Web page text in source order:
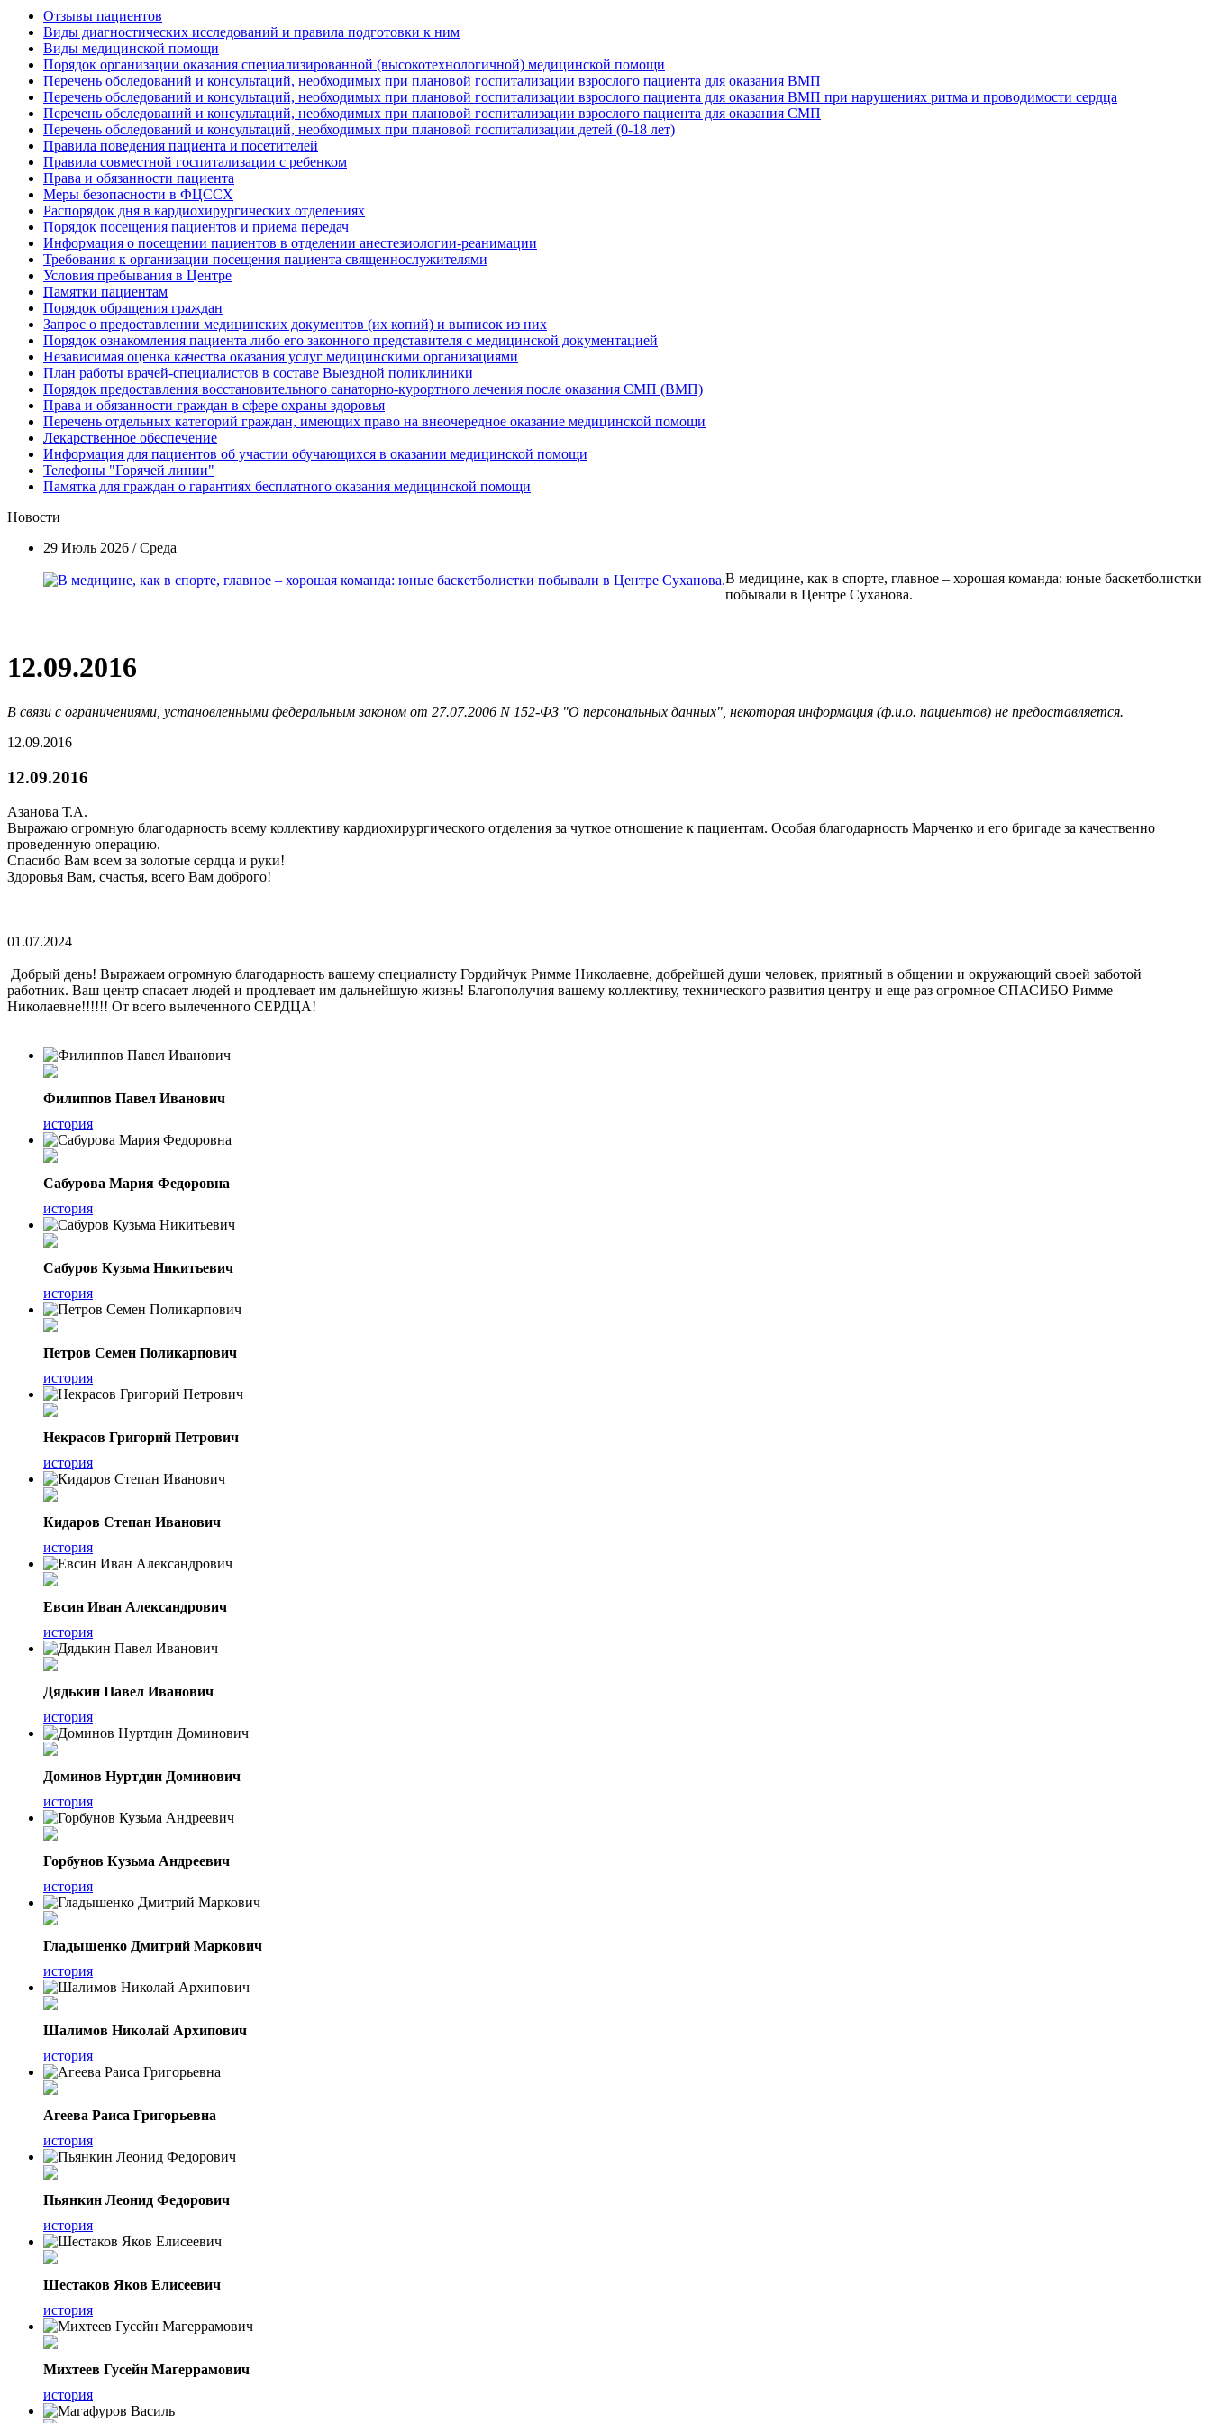
Отзывы пациентов
Виды диагностических исследований и правила подготовки к ним
Виды медицинской помощи
Порядок организации оказания специализированной (высокотехнологичной) медицинской помощи
Перечень обследований и консультаций, необходимых при плановой госпитализации взрослого пациента для оказания ВМП
Перечень обследований и консультаций, необходимых при плановой госпитализации взрослого пациента для оказания ВМП при нарушениях ритма и проводимости сердца
Перечень обследований и консультаций, необходимых при плановой госпитализации взрослого пациента для оказания СМП
Перечень обследований и консультаций, необходимых при плановой госпитализации детей (0-18 лет)
Правила поведения пациента и посетителей
Правила совместной госпитализации с ребенком
Права и обязанности пациента
Меры безопасности в ФЦССХ
Распорядок дня в кардиохирургических отделениях
Порядок посещения пациентов и приема передач
Информация о посещении пациентов в отделении анестезиологии-реанимации
Требования к организации посещения пациента священнослужителями
Условия пребывания в Центре
Памятки пациентам
Порядок обращения граждан
Запрос о предоставлении медицинских документов (их копий) и выписок из них
Порядок ознакомления пациента либо его законного представителя с медицинской документацией
Независимая оценка качества оказания услуг медицинскими организациями
План работы врачей-специалистов в составе Выездной поликлиники
Порядок предоставления восстановительного санаторно-курортного лечения после оказания СМП (ВМП)
Права и обязанности граждан в сфере охраны здоровья
Перечень отдельных категорий граждан, имеющих право на внеочередное оказание медицинской помощи
Лекарственное обеспечение
Информация для пациентов об участии обучающихся в оказании медицинской помощи
Телефоны "Горячей линии"
Памятка для граждан о гарантиях бесплатного оказания медицинской помощи
Новости
29 Июль 2026 / Среда
В медицине, как в спорте, главное – хорошая команда: юные баскетболистки
побывали в Центре Суханова.
12.09.2016
В связи с ограничениями, установленными федеральным законом от 27.07.2006 N 152-ФЗ "О персональных данных", некоторая информация (ф.и.о. пациентов) не предоставляется.
12.09.2016
12.09.2016
Азанова Т.А.
Выражаю огромную благодарность всему коллективу кардиохирургического отделения за чуткое отношение к пациентам. Особая благодарность Марченко и его бригаде за качественно
проведенную операцию.
Спасибо Вам всем за золотые сердца и руки!
Здоровья Вам, счастья, всего Вам доброго!
01.07.2024
Добрый день! Выражаем огромную благодарность вашему специалисту Гордийчук Римме Николаевне, добрейшей души человек, приятный в общении и окружающий своей заботой
работник. Ваш центр спасает людей и продлевает им дальнейшую жизнь! Благополучия вашему коллективу, технического развития центру и еще раз огромное СПАСИБО Римме
Николаевне!!!!!! От всего вылеченного СЕРДЦА!
Филиппов Павел Иванович
история
Сабурова Мария Федоровна
история
Сабуров Кузьма Никитьевич
история
Петров Семен Поликарпович
история
Некрасов Григорий Петрович
история
Кидаров Степан Иванович
история
Евсин Иван Александрович
история
Дядькин Павел Иванович
история
Доминов Нуртдин Доминович
история
Горбунов Кузьма Андреевич
история
Гладышенко Дмитрий Маркович
история
Шалимов Николай Архипович
история
Агеева Раиса Григорьевна
история
Пьянкин Леонид Федорович
история
Шестаков Яков Елисеевич
история
Михтеев Гусейн Магеррамович
история